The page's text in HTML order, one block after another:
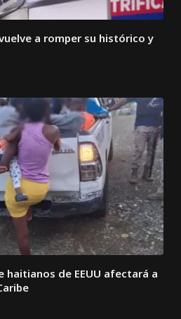
a romper su histórico y
haitianos de EEUU afectará a